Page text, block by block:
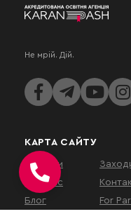
Не мрій. Дій.
КАРТА САЙТУ
Послуги
Про нас
Блог
For